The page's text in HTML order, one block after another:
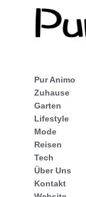
Pur Animo
Zuhause
Garten
Lifestyle
Mode
Reisen
Tech
Über Uns
Kontakt